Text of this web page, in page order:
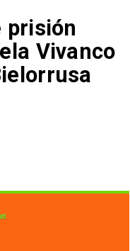
prisión
Vivanco